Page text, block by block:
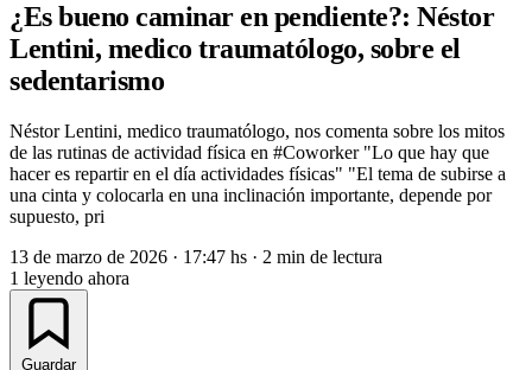
¿Es bueno caminar en pendiente?: Néstor
Lentini, medico traumatólogo, sobre el
sedentarismo
Néstor Lentini, medico traumatólogo, nos comenta sobre los mitos
de las rutinas de actividad física en #Coworker "Lo que hay que
hacer es repartir en el día actividades físicas" "El tema de subirse a
una cinta y colocarla en una inclinación importante, depende por
supuesto, pri
13 de marzo de 2026 · 17:47 hs · 2 min de lectura
1 leyendo ahora
Guardar